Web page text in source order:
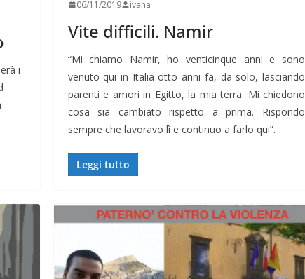
i
06/11/2019 ivana
Vite difficili. Namir
“Mi chiamo Namir, ho venticinque anni e sono
venuto qui in Italia otto anni fa, da solo, lasciando
parenti e amori in Egitto, la mia terra. Mi chiedono
cosa sia cambiato rispetto a prima. Rispondo
sempre che lavoravo lì e continuo a farlo qui”.
Leggi tutto